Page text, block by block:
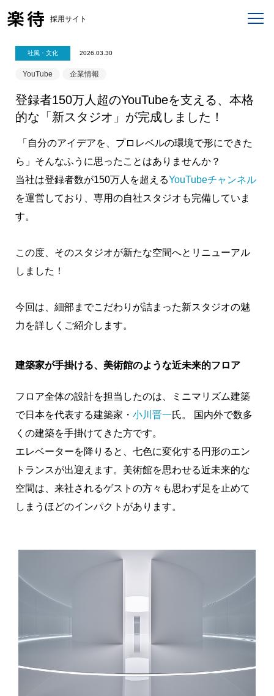
採用サイト
社風・文化 2026.03.30
YouTube 企業情報
登録者150万人超のYouTubeを支える、本格
的な「新スタジオ」が完成しました！
「自分のアイデアを、プロレベルの環境で形にできた
ら」そんなふうに思ったことはありませんか？
当社は登録者数が150万人を超えるYouTubeチャンネル
を運営しており、専用の自社スタジオも完備していま
す。
この度、そのスタジオが新たな空間へとリニューアル
しました！
今回は、細部までこだわりが詰まった新スタジオの魅
力を詳しくご紹介します。
建築家が手掛ける、美術館のような近未来的フロア
フロア全体の設計を担当したのは、ミニマリズム建築
で日本を代表する建築家・ 小川晋一氏。 国内外で数多
くの建築を手掛けてきた方です。
エレベーターを降りると、七色に変化する円形のエン
トランスが出迎えます。美術館を思わせる近未来的な
空間は、来社されるゲストの方々も思わず足を止めて
しまうほどのインパクトがあります。